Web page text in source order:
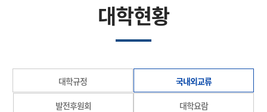
대학현황
대학규정 국내외교류
발전후원회 대학요람